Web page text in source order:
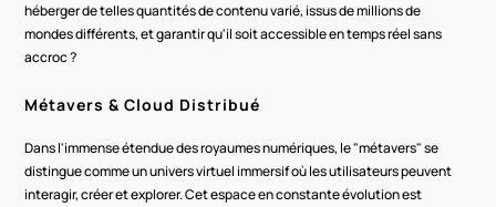
héberger de telles quantités de contenu varié, issus de millions de
mondes différents, et garantir qu'il soit accessible en temps réel sans
accroc ?
Métavers & Cloud Distribué
Dans l'immense étendue des royaumes numériques, le "métavers" se
distingue comme un univers virtuel immersif où les utilisateurs peuvent
interagir, créer et explorer. Cet espace en constante évolution est